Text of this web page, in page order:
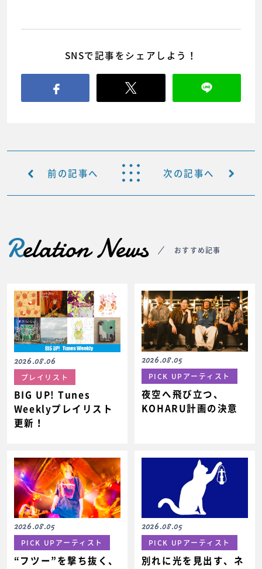
SNSで記事をシェアしよう！
前の記事へ 次の記事へ
Relation News おすすめ記事
2026.08.06
プレイリスト
BIG UP! Tunes
Weeklyプレイリスト
更新！
2026.08.05
PICK UPアーティスト
夜空へ飛び立つ、
KOHARU計画の決意
2026.08.05
PICK UPアーティスト
“フツー”を撃ち抜く、
2026.08.05
PICK UPアーティスト
別れに光を見出す、ネ